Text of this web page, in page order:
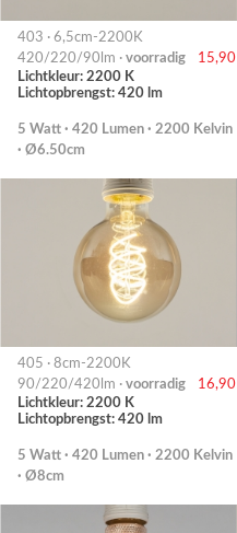
403 · 6,5cm-2200K
420/220/90lm · voorradig
15,90
Lichtkleur: 2200 K
Lichtopbrengst: 420 lm
5 Watt · 420 Lumen · 2200 Kelvin
· Ø6.50cm
405 · 8cm-2200K
90/220/420lm · voorradig
16,90
Lichtkleur: 2200 K
Lichtopbrengst: 420 lm
5 Watt · 420 Lumen · 2200 Kelvin
· Ø8cm